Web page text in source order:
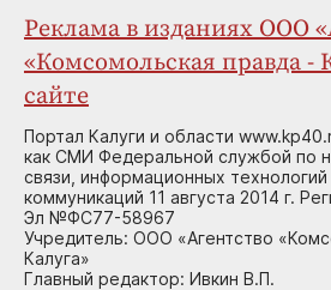
Реклама в изданиях ООО
«Комсомольская правда -
сайте
Портал Калуги и области
как СМИ Федеральной службой по
связи, информационных
коммуникаций 11 августа 2014 г.
Эл №ФС77-58967
Учредитель: ООО «Агентство
Калуга»
Главный редактор: Ивкин В.П.